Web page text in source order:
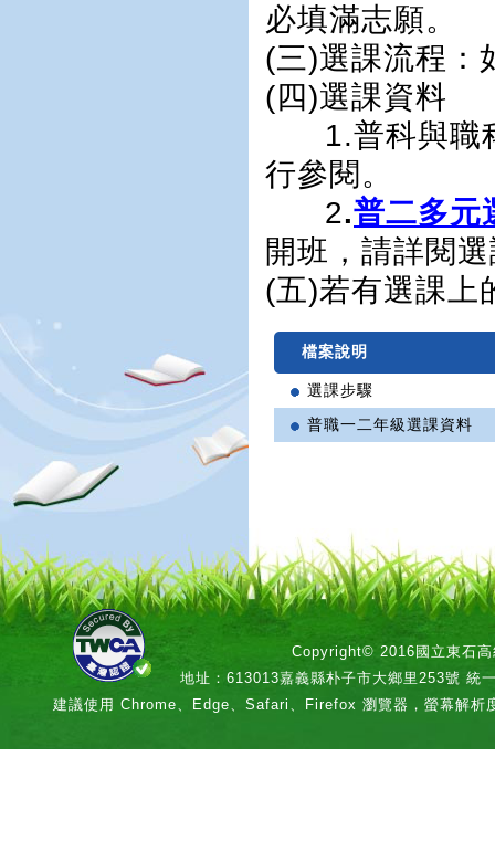
必填滿志願。
(三)選課流程：
(四)選課資料
1.普科與職科
行參閱。
2.普二多元
開班，請詳閱
(五)若有選課上
檔案說明
選課步驟
普職一二年級選課資料
Copyright© 2016國立東石高
地址：613013嘉義縣朴子市大鄉里253號 統
建議使用 Chrome、Edge、Safari、Firefox 瀏覽器，螢幕解